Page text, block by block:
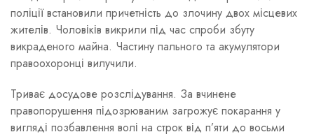
поліції встановили причетність до злочину двох місцевих
жителів. Чоловіків викрили під час спроби збуту
викраденого майна. Частину пального та акумулятори
правоохоронці вилучили.
Триває досудове розслідування. За вчинене
правопорушення підозрюваним загрожує покарання у
вигляді позбавлення волі на строк від п’яти до восьми